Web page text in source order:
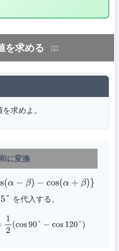
を求める
求めよ。
に変換
)−cos( α+ β)}
を代入する。
1 2( cos90°−cos 120 ° )